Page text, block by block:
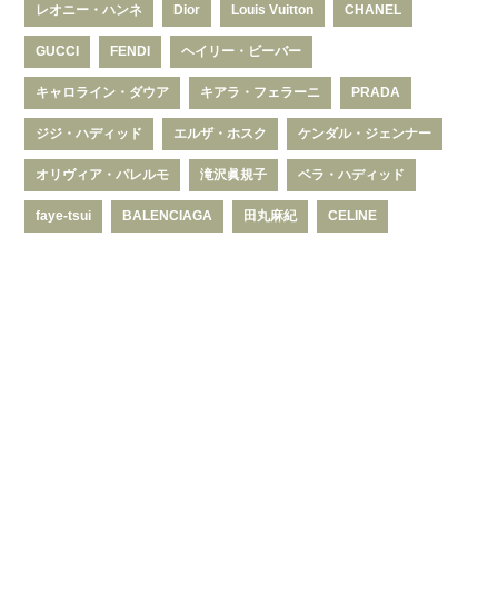
レオニー・ハンネ Dior Louis Vuitton CHANEL
GUCCI FENDI ヘイリー・ビーバー
キャロライン・ダウア キアラ・フェラーニ PRADA
ジジ・ハディッド エルザ・ホスク ケンダル・ジェンナー
オリヴィア・パレルモ 滝沢眞規子 ベラ・ハディッド
faye-tsui BALENCIAGA 田丸麻紀 CELINE